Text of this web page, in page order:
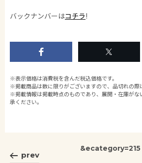
バックナンバーはコチラ!
※表示価格は消費税を含んだ税込価格です。
※掲載商品は数に限りがございますので、品切れの際
※掲載情報は掲載時点のものであり、展開・在庫がな
承ください。
&ecategory=215
prev